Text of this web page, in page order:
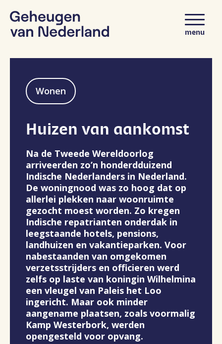
menu
Wonen
Huizen van aankomst
Na de Tweede Wereldoorlog
arriveerden zo’n honderdduizend
Indische Nederlanders in Nederland.
De woningnood was zo hoog dat op
allerlei plekken naar woonruimte
gezocht moest worden. Zo kregen
Indische repatrianten onderdak in
leegstaande hotels, pensions,
landhuizen en vakantieparken. Voor
nabestaanden van omgekomen
verzetsstrijders en officieren werd
zelfs op laste van koningin Wilhelmina
een vleugel van Paleis het Loo
ingericht. Maar ook minder
aangename plaatsen, zoals voormalig
Kamp Westerbork, werden
opengesteld voor opvang.